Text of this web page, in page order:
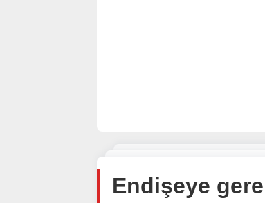
Endişeye